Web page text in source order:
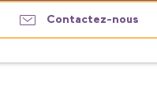
Contactez-nous